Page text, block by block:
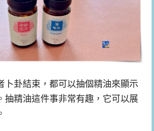
卜卦結束，都可以抽個精油來顯示
抽精油這件事非常有趣，它可以展